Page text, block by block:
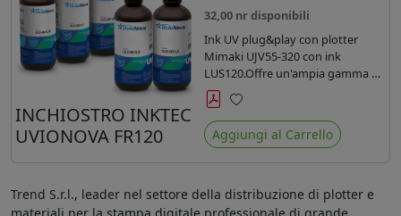
INCHIOSTRO INKTEC
UVIONOVA FR120
32,00 nr disponibili
Ink UV plug&play con plotter
Mimaki UJV55-320 con ink
LUS120.Offre un'ampia gamma di
colori,una maggiore densità e un
minore ingiallimento rispetto agli
ink Mimaki LUS-120
Preferiti
Aggiungi al Carrello
Trend S.r.l., leader nel settore della distribuzione di plotter e